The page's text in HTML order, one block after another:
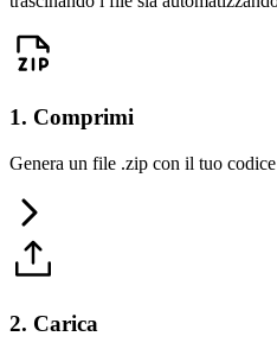
1. Comprimi
Genera un file .zip con il tuo codice
2. Carica